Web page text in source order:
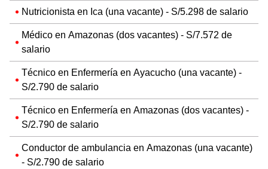
Nutricionista en Ica (una vacante) - S/5.298 de salario
Médico en Amazonas (dos vacantes) - S/7.572 de
salario
Técnico en Enfermería en Ayacucho (una vacante) -
S/2.790 de salario
Técnico en Enfermería en Amazonas (dos vacantes) -
S/2.790 de salario
Conductor de ambulancia en Amazonas (una vacante)
- S/2.790 de salario